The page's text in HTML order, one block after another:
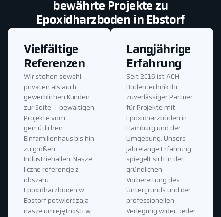
bewährte Projekte zu
Epoxidharzboden in Ebstorf
Langjährige
Erfahrung
Seit 2016 ist ACH –
Bodentechnik Ihr
zuverlässiger Partner
für Projekte mit
Epoxidharzböden in
Hamburg und der
Umgebung. Unsere
jahrelange Erfahrung
spiegelt sich in der
gründlichen
Vorbereitung des
Untergrunds und der
professionellen
Verlegung wider. Jeder
Vielfältige
Referenzen
Wir stehen sowohl
privaten als auch
gewerblichen Kunden
zur Seite – bewältigen
Projekte vom
gemütlichen
Einfamilienhaus bis hin
zu großen
Industriehallen. Nasze
liczne referencje z
obszaru
Epoxidharzboden w
Ebstorf potwierdzają
nasze umiejętności w